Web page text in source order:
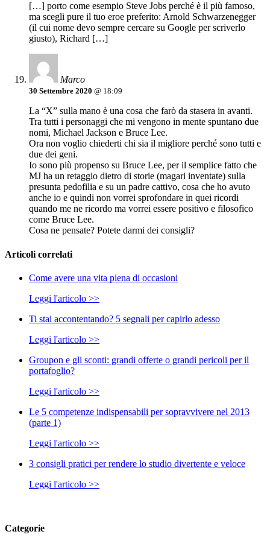
[…] porto come esempio Steve Jobs perché è il più famoso,
ma scegli pure il tuo eroe preferito: Arnold Schwarzenegger
(il cui nome devo sempre cercare su Google per scriverlo
giusto), Richard […]
Marco
30 Settembre 2020 @ 18:09
La “X” sulla mano è una cosa che farò da stasera in avanti.
Tra tutti i personaggi che mi vengono in mente spuntano due
nomi, Michael Jackson e Bruce Lee.
Ora non voglio chiederti chi sia il migliore perché sono tutti e
due dei geni.
Io sono più propenso su Bruce Lee, per il semplice fatto che
MJ ha un retaggio dietro di storie (magari inventate) sulla
presunta pedofilia e su un padre cattivo, cosa che ho avuto
anche io e quindi non vorrei sprofondare in quei ricordi
quando me ne ricordo ma vorrei essere positivo e filosofico
come Bruce Lee.
Cosa ne pensate? Potete darmi dei consigli?
Articoli correlati
Come avere una vita piena di occasioni
Leggi l'articolo >>
Ti stai accontentando? 5 segnali per capirlo adesso
Leggi l'articolo >>
Groupon e gli sconti: grandi offerte o grandi pericoli per il
portafoglio?
Leggi l'articolo >>
Le 5 competenze indispensabili per sopravvivere nel 2013
(parte 1)
Leggi l'articolo >>
3 consigli pratici per rendere lo studio divertente e veloce
Leggi l'articolo >>
Categorie